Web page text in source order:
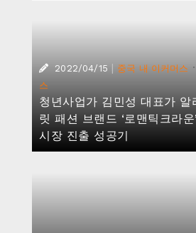
2022/04/15 | 중국 내 이커머스 ·
스
청년사업가 김민성 대표가 알
릿 패션 브랜드 ‘로맨틱크라
시장 진출 성공기